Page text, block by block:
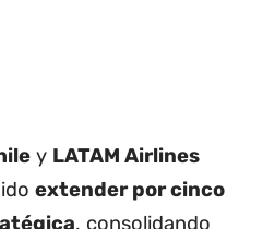
y LATAM Airlines
extender por cinco
, consolidando